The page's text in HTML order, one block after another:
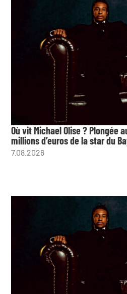
Où vit Michael Olise ? Plongée
millions d’euros de la star du
7.08.2026